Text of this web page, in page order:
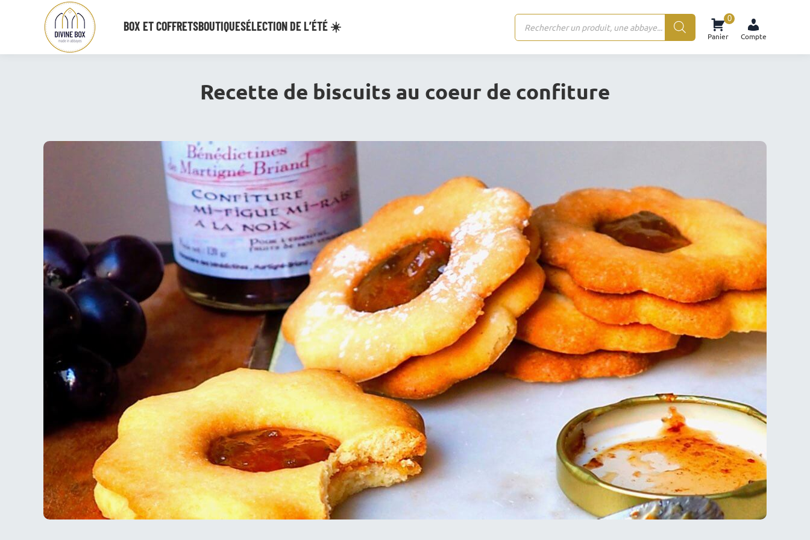
BOX ET COFFRETSBOUTIQUESÉLECTION DE L’ÉTÉ ☀️ Recherche
produits
Panier
0
Compte
Recette de biscuits au coeur de confiture